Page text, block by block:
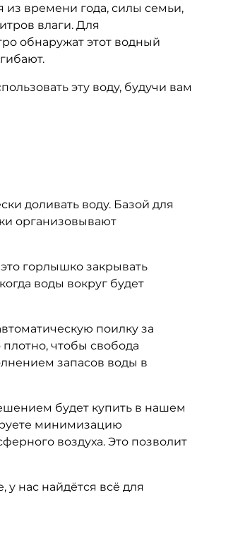
из времени года, силы семьи,
влаги. Для
обнаружат этот водный
эту воду, будучи вам
доливать воду. Базой для
организовывают
горлышко закрывать
воды вокруг будет
поилку за
чтобы свобода
запасов воды в
будет купить в нашем
минимизацию
воздуха. Это позволит
у нас найдётся всё для